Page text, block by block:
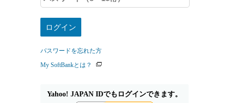
パスワードを忘れた方
My SoftBankとは？
Yahoo! JAPAN IDでもログインできます。